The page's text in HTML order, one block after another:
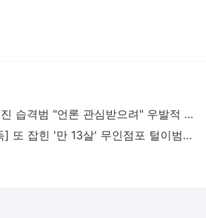
배현진 습격범 "언론 관심받으려" 우발적 범행 결론
[단독] 또 잡힌 '만 13살' 무인점포 털이범…비슷한 범죄 20여 건